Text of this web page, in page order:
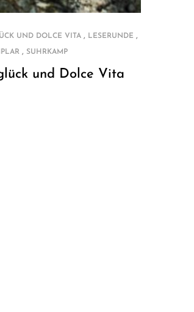
UND DOLCE VITA , LESERUNDE ,
, SUHRKAMP
und Dolce Vita